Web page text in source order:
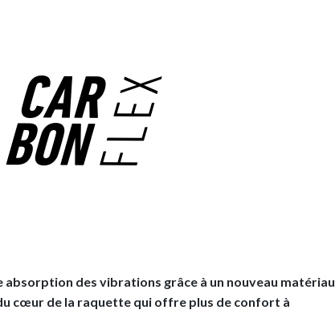
absorption des vibrations grâce à un nouveau matériau
cœur de la raquette qui offre plus de confort à